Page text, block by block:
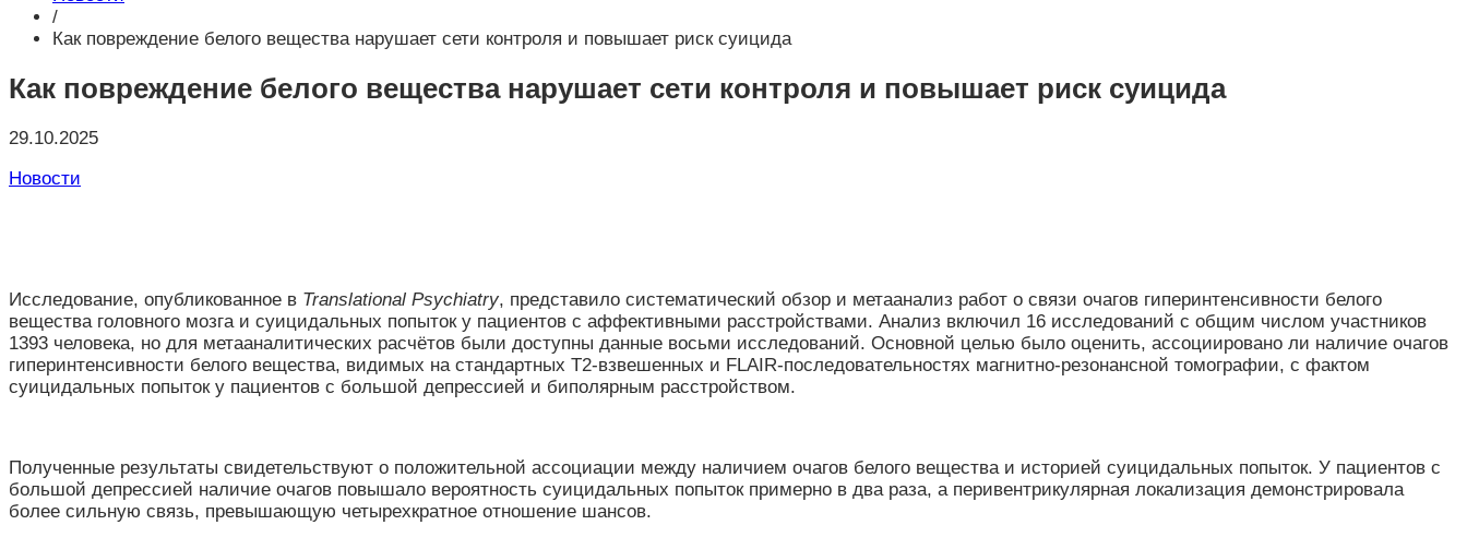
/
Как повреждение белого вещества нарушает сети контроля и повышает риск суицида
Как повреждение белого вещества нарушает сети контроля и повышает риск суицида
29.10.2025
Новости
Исследование, опубликованное в Translational Psychiatry, представило систематический обзор и метаанализ работ о связи очагов гиперинтенсивности белого
вещества головного мозга и суицидальных попыток у пациентов с аффективными расстройствами. Анализ включил 16 исследований с общим числом участников
1393 человека, но для метааналитических расчётов были доступны данные восьми исследований. Основной целью было оценить, ассоциировано ли наличие очагов
гиперинтенсивности белого вещества, видимых на стандартных Т2-взвешенных и FLAIR-последовательностях магнитно-резонансной томографии, с фактом
суицидальных попыток у пациентов с большой депрессией и биполярным расстройством.
Полученные результаты свидетельствуют о положительной ассоциации между наличием очагов белого вещества и историей суицидальных попыток. У пациентов с
большой депрессией наличие очагов повышало вероятность суицидальных попыток примерно в два раза, а перивентрикулярная локализация демонстрировала
более сильную связь, превышающую четырехкратное отношение шансов.